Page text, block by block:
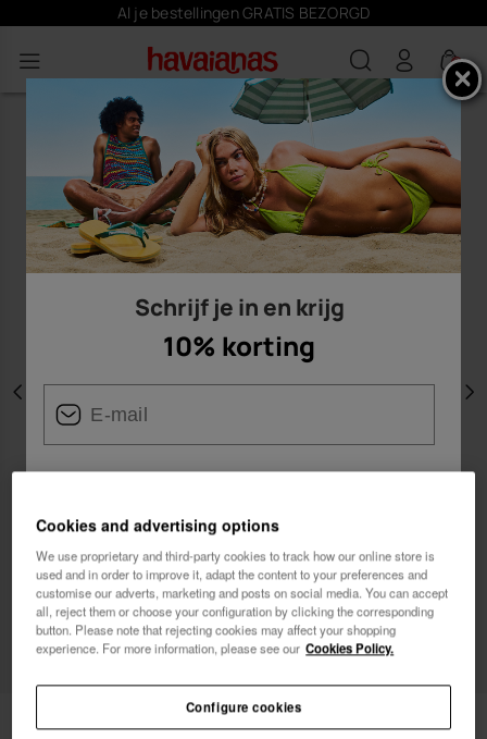
Al je bestellingen GRATIS BEZORGD
0
Vorige
Havaianas Sokken Slide Pride € 13,00
Schrijf je in en krijg
10% korting
Ik wil commerciële berichten ontvangen, in om het
even welk formaat. Ik heb het Privacybeleid gelezen
en ga ermee akkoord.
Cookies and advertising options
We use proprietary and third-party cookies to track how our online store is
used and in order to improve it, adapt the content to your preferences and
customise our adverts, marketing and posts on social media. You can accept
all, reject them or choose your configuration by clicking the corresponding
button. Please note that rejecting cookies may affect your shopping
experience. For more information, please see our Cookies Policy.
Configure cookies